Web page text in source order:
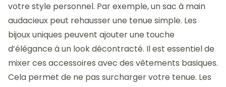
votre style personnel. Par exemple, un sac à main
audacieux peut rehausser une tenue simple. Les
bijoux uniques peuvent ajouter une touche
d’élégance à un look décontracté. Il est essentiel de
mixer ces accessoires avec des vêtements basiques.
Cela permet de ne pas surcharger votre tenue. Les